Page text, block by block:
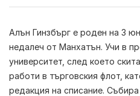
Алън Гинзбърг е роден на 3
недалеч от Манхатън. Учи в
университет, след което
работи в търговския флот,
редакция на списание.